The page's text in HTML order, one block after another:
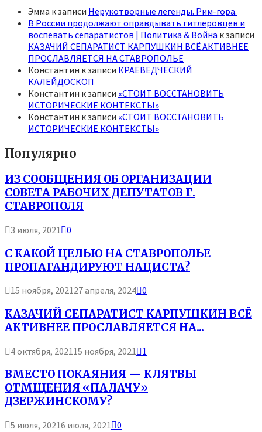
Эмма к записи Нерукотворные легенды. Рим-гора.
В России продолжают оправдывать гитлеровцев и
воспевать сепаратистов | Политика & Война к записи
КАЗАЧИЙ СЕПАРАТИСТ КАРПУШКИН ВСЁ АКТИВНЕЕ
ПРОСЛАВЛЯЕТСЯ НА СТАВРОПОЛЬЕ
Константин к записи КРАЕВЕДЧЕСКИЙ
КАЛЕЙДОСКОП
Константин к записи «СТОИТ ВОССТАНОВИТЬ
ИСТОРИЧЕСКИЕ КОНТЕКСТЫ»
Константин к записи «СТОИТ ВОССТАНОВИТЬ
ИСТОРИЧЕСКИЕ КОНТЕКСТЫ»
Популярно
ИЗ СООБЩЕНИЯ ОБ ОРГАНИЗАЦИИ
СОВЕТА РАБОЧИХ ДЕПУТАТОВ Г.
СТАВРОПОЛЯ
3 июля, 2021 0
С КАКОЙ ЦЕЛЬЮ НА СТАВРОПОЛЬЕ
ПРОПАГАНДИРУЮТ НАЦИСТА?
15 ноября, 202127 апреля, 2024 0
КАЗАЧИЙ СЕПАРАТИСТ КАРПУШКИН ВСЁ
АКТИВНЕЕ ПРОСЛАВЛЯЕТСЯ НА...
4 октября, 2021 15 ноября, 2021 1
ВМЕСТО ПОКАЯНИЯ — КЛЯТВЫ
ОТМЩЕНИЯ «ПАЛАЧУ»
ДЗЕРЖИНСКОМУ?
5 июля, 20216 июля, 2021 0